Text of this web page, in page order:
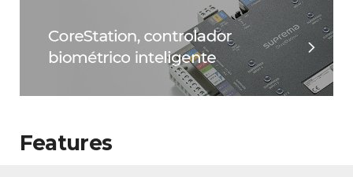
Features